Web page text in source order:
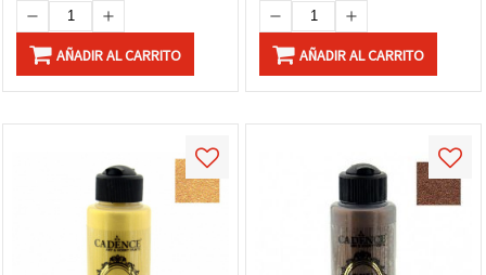
AÑADIR AL CARRITO AÑADIR AL CARRITO